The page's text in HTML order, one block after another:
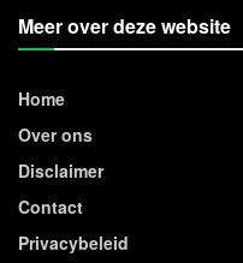
Meer over deze website
Home
Over ons
Disclaimer
Contact
Privacybeleid